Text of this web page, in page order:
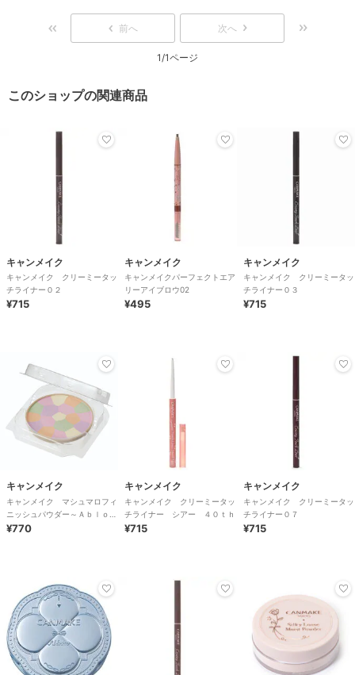
前へ 次へ
1/1ページ
このショップの関連商品
キャンメイク
キャンメイク クリーミータッ
チライナー０２
¥715
キャンメイク
キャンメイクパーフェクトエア
リーアイブロウ02
¥495
キャンメイク
キャンメイク クリーミータッ
チライナー０３
¥715
キャンメイク
キャンメイク マシュマロフィ
ニッシュパウダー～Ａｂｌｏｏ
ｍ～リフィル０１
¥770
キャンメイク
キャンメイク クリーミータッ
チライナー シアー ４０ｔｈ
¥715
キャンメイク
キャンメイク クリーミータッ
チライナー０７
¥715